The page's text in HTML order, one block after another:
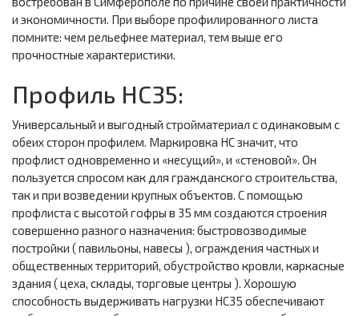
и экономичности. При выборе профилированного листа
помните: чем рельефнее материал, тем выше его
прочностные характеристики.
Профиль НС35:
Универсальный и выгодный стройматериал с одинаковым с
обеих сторон профилем. Маркировка НС значит, что
профлист одновременно и «несущий», и «стеновой». Он
пользуется спросом как для гражданского строительства,
так и при возведении крупных объектов. С помощью
профлиста с высотой гофры в 35 мм создаются строения
совершенно разного назначения: быстровозводимые
постройки ( павильоны, навесы ), ограждения частных и
общественных территорий, обустройство кровли, каркасные
здания ( цеха, склады, торговые центры ). Хорошую
способность выдерживать нагрузки НС35 обеспечивают